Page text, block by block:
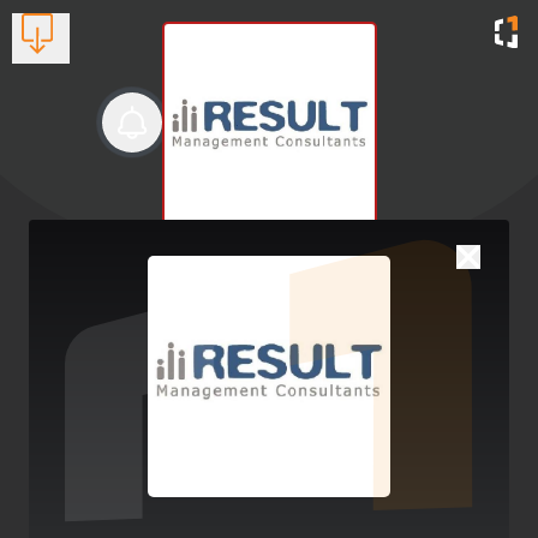
Result Management
Βλέπουν τώρα:1
231 088 9462